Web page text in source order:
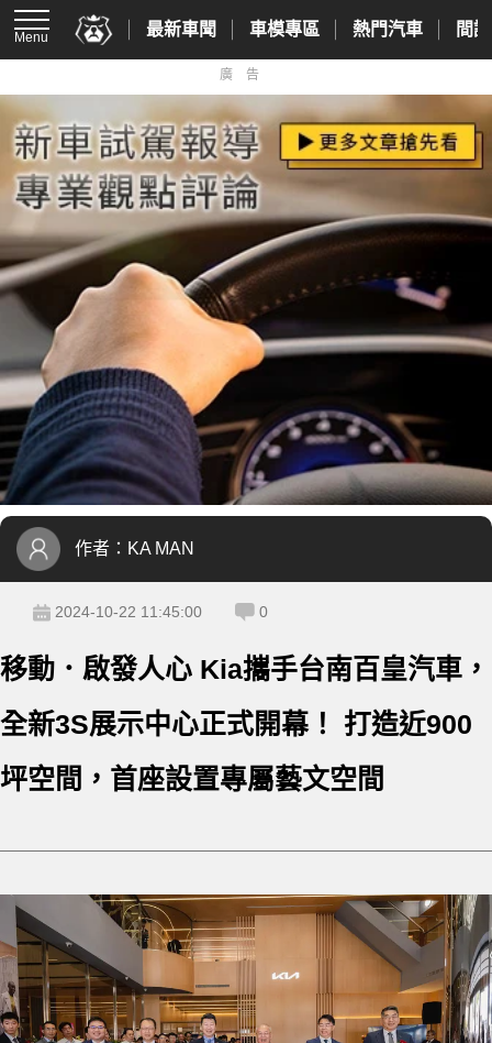
Menu 最新車聞 車模專區 熱門汽車 間
廣告
作者： KA MAN
2024-10-22 11:45:00 0
移動．啟發人心 Kia攜手台南百皇汽車，
全新3S展示中心正式開幕！ 打造近900
坪空間，首座設置專屬藝文空間